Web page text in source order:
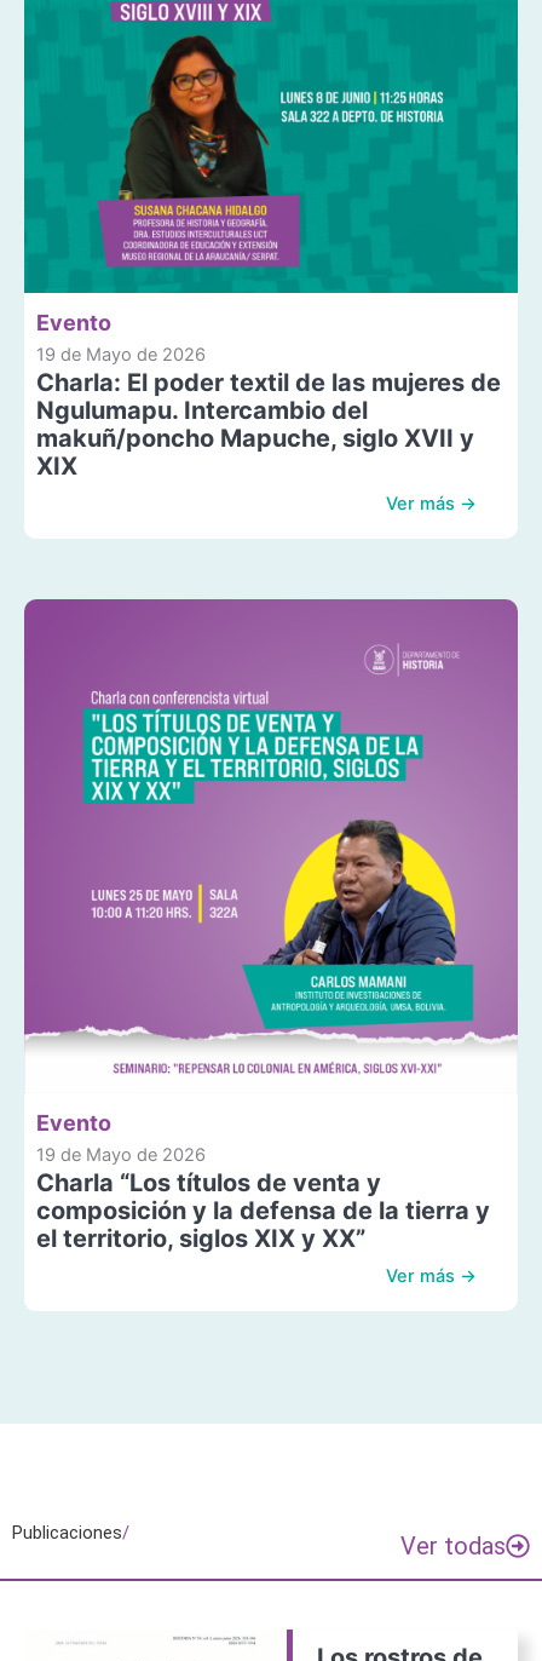
Evento
19 de Mayo de 2026
Charla: El poder textil de las mujeres de
Ngulumapu. Intercambio del
makuñ/poncho Mapuche, siglo XVII y
XIX
Ver más →
Evento
19 de Mayo de 2026
Charla “Los títulos de venta y
composición y la defensa de la tierra y
el territorio, siglos XIX y XX”
Ver más →
Publicaciones/ Ver todas